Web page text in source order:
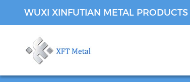
WUXI XINFUTIAN METAL PRODUCTS